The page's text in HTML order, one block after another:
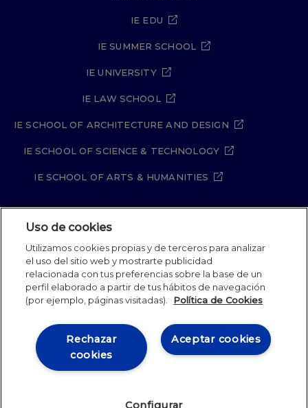
IE EDU
IE SUMMER SCHOOL
IE UNIVERSITY
IE LAW SCHOOL
IE SCHOOL OF ARCHITECTURE AND DESIGN
IE SCHOOL OF SCIENCE & TECHNOLOGY
IE SCHOOL OF ARTS & HUMANITIES
Aviso legal
Política de Cookies
Política de seguridad
Student Academic Standards
Canal Compliance
Site Map
IE University 2026
Uso de cookies
Utilizamos cookies propias y de terceros para analizar
el uso del sitio web y mostrarte publicidad
relacionada con tus preferencias sobre la base de un
perfil elaborado a partir de tus hábitos de navegación
(por ejemplo, páginas visitadas).
Política de Cookies
Aceptar cookies
Rechazar
cookies
Configurar